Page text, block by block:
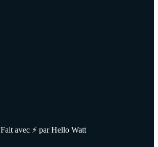
Fait avec ⚡ par Hello Watt